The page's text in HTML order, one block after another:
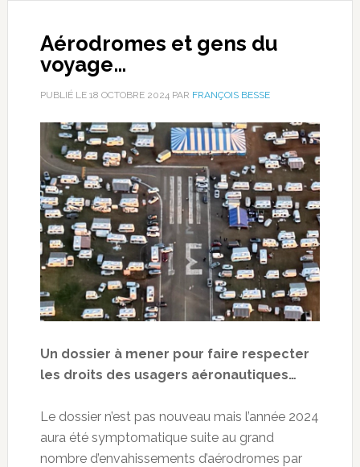
Aérodromes et gens du
voyage…
PUBLIÉ LE 18 OCTOBRE 2024PAR FRANÇOIS BESSE
Un dossier à mener pour faire respecter
les droits des usagers aéronautiques…
Le dossier n’est pas nouveau mais l’année 2024
aura été symptomatique suite au grand
nombre d’envahissements d’aérodromes par